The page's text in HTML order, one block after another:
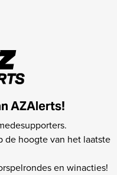
AZAlerts!
de hoogte van het laatste
en winacties!